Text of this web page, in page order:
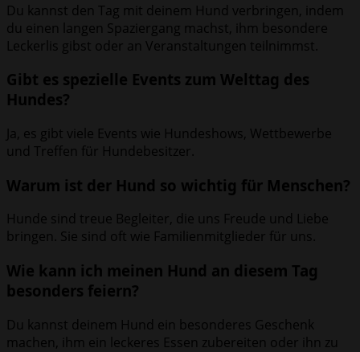
Du kannst den Tag mit deinem Hund verbringen, indem
du einen langen Spaziergang machst, ihm besondere
Leckerlis gibst oder an Veranstaltungen teilnimmst.
Gibt es spezielle Events zum Welttag des
Hundes?
Ja, es gibt viele Events wie Hundeshows, Wettbewerbe
und Treffen für Hundebesitzer.
Warum ist der Hund so wichtig für Menschen?
Hunde sind treue Begleiter, die uns Freude und Liebe
bringen. Sie sind oft wie Familienmitglieder für uns.
Wie kann ich meinen Hund an diesem Tag
besonders feiern?
Du kannst deinem Hund ein besonderes Geschenk
machen, ihm ein leckeres Essen zubereiten oder ihn zu